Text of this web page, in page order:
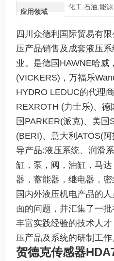
应用领域
化工,石油,能
四川众德利国际贸易有
压产品销售及成套液压
业。是德国HAWNE哈威
(VICKERS)，万福乐
HYDRO LEDUC的代理
REXROTH (力士乐)、
国PARKER(派克)、美国
(BERI)、意大利ATOS(
导产品:液压系统、润滑
缸，泵，阀，油缸，马
器，蓄能器，继电器，
国内外液压机电产品的
面的问题，并汇集了一
丰富实践经验的技术人
压产品及系统的研制工作
贺德克传感器